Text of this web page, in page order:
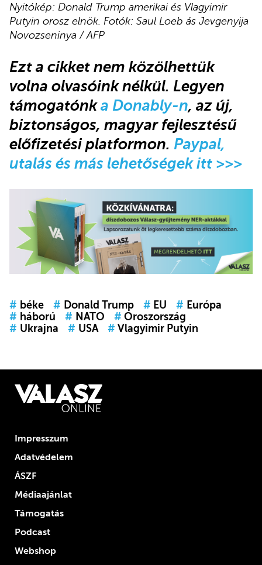
Nyitókép: Donald Trump amerikai és Vlagyimir
Putyin orosz elnök. Fotók: Saul Loeb ás Jevgenyija
Novozseninya / AFP
Ezt a cikket nem közölhettük
volna olvasóink nélkül. Legyen
támogatónka Donably-n, az új,
biztonságos, magyar fejlesztésű
előfizetési platformon. Paypal,
utalás és más lehetőségek itt >>>
# béke # Donald Trump # EU # Európa
# háború # NATO # Oroszország
# Ukrajna # USA # Vlagyimir Putyin
Impresszum
Adatvédelem
ÁSZF
Médiaajánlat
Támogatás
Podcast
Webshop